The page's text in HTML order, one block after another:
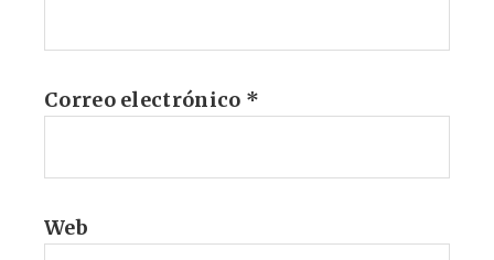
Correo electrónico *
Web